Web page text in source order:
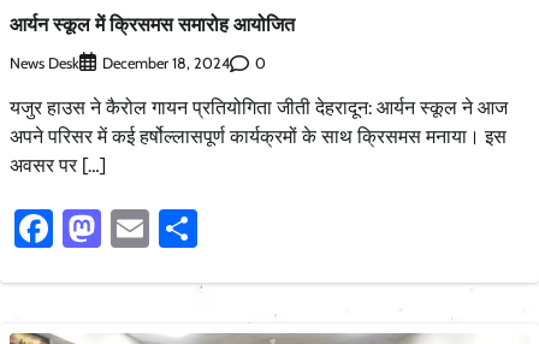
आर्यन स्कूल में क्रिसमस समारोह आयोजित
News Desk December 18, 2024 0
यजुर हाउस ने कैरोल गायन प्रतियोगिता जीती देहरादून: आर्यन स्कूल ने आज
अपने परिसर में कई हर्षोल्लासपूर्ण कार्यक्रमों के साथ क्रिसमस मनाया। इस
अवसर पर […]
Facebook
Mastodon
Email